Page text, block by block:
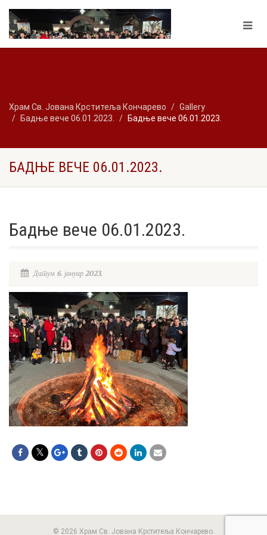
Храм Св. Јована Крститеља Кончарево
Gallery
Бадње вече 06.01.2023.
Бадње вече 06.01.2023.
БАДЊЕ ВЕЧЕ 06.01.2023.
Бадње вече 06.01.2023.
Датум 6. јануар 2023.
© 2026 Храм Св. Јована Крститеља Кончарево.